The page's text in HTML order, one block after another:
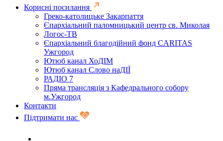
Корисні посилання
Греко-католицьке Закарпаття
Єпархіальний паломницький центр св. Миколая
Логос-ТВ
Єпархіальний благодійний фонд CARITAS
Ужгород
Ютюб канал ХоДІМ
Ютюб канал Слово наДІЇ
РАДІО 7
Пряма трансляція з Кафедрального собору
м.Ужгород
Контакти
Підтримати нас